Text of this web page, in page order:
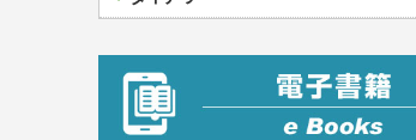
介護・社会福祉士
司法書士・社労士
行政書士・宅建
FP
その他ビジネス
散歩・グルメ
歴史
成美文庫
プラチナダイアリー プレステージ